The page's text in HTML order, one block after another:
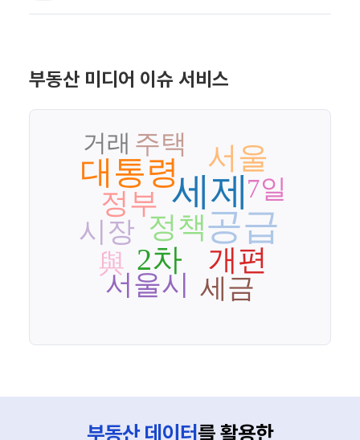
부동산 미디어 이슈 서비스
세제
공급
대통령 서울
2차
정책
개편
정부
서울시
시장
세금
주택
7일
與
거래
부동산 데이터를 활용한